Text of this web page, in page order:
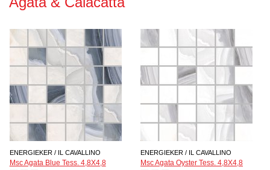
ENERGIEKER / IL CAVALLINO
Msc Agata Blue Tess. 4,8X4,8
ENERGIEKER / IL CAVALLINO
Msc Agata Oyster Tess. 4,8X4,8